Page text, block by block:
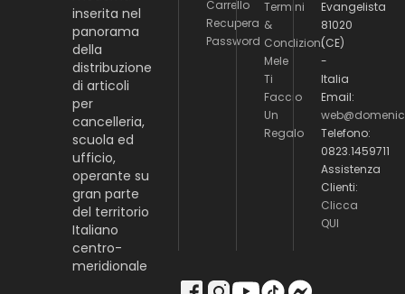
inserita nel
panorama
della
distribuzione
di articoli
per
cancelleria,
scuola ed
ufficio,
operante su
gran parte
del territorio
Italiano
centro-
meridionale
Carrello
Recupera
Password
Termini
&
Condizioni
Mele
Ti
Faccio
Un
Regalo
Evangelista
81020
(CE)
-
Italia
Email:
Telefono:
0823.1459711
Assistenza
Clienti:
Clicca
QUI